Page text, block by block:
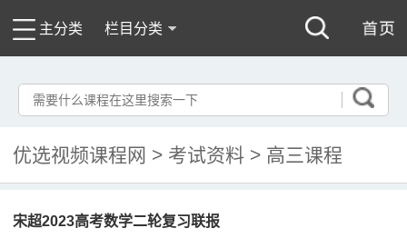
主分类 栏目分类
优选视频课程网 > 考试资料 > 高三课程
宋超2023高考数学二轮复习联报